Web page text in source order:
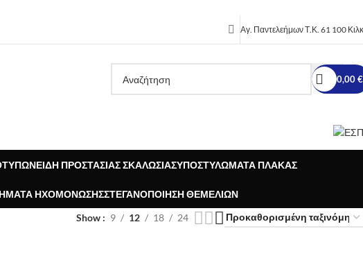
Αγ. Παντελεήμων Τ.Κ. 61 100
0,00€
ΕΊΔΗ ΠΡΟΣΤΑΣΊΑΣ ΣΚΑΛΩΣΙΆΣΥΠΟΣΤΥΛΏΜΑΤΑ ΠΛΆΚΑΣ
ΗΧΟΜΌΝΩΣΗΣΣΤΕΓΑΝΟΠΟΊΗΣΗ ΘΕΜΕΛΊΩΝ
Show 9 12 18 24